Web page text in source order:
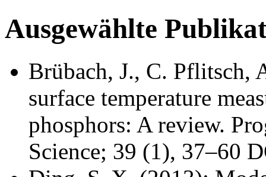
Ausgewählte
Brübach, J., C. Pflitsch,
surface temperature
phosphors: A ­review.
Science; 39 (1), 37–60